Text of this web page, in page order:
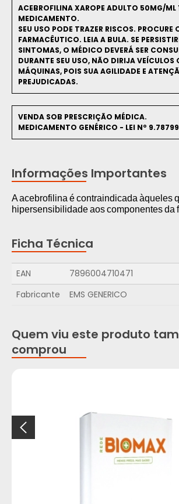
ACEBROFILINA XAROPE ADULTO 50MG/ML
MEDICAMENTO.
SEU USO PODE TRAZER RISCOS. PROCURE
FARMACÊUTICO. LEIA A BULA. SE
SINTOMAS, O MÉDICO DEVERÁ SER
DURANTE SEU USO, NÃO DIRIJA VEÍCULOS
MÁQUINAS, POIS SUA AGILIDADE E
PREJUDICADAS.
VENDA SOB PRESCRIÇÃO MÉDICA.
MEDICAMENTO GENÉRICO - LEI Nº 9.78799
Informações Importantes
A acebrofilina é contraindicada àqueles
hipersensibilidade aos componentes da
Ficha Técnica
EAN
7896004710471
Fabricante
EMS GENERICO
Quem viu este produto
comprou